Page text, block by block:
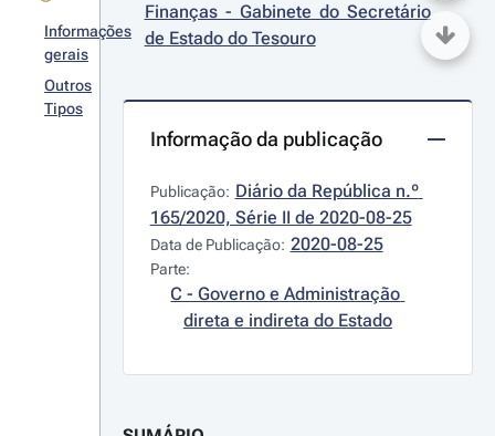
Informações
gerais
Outros
Tipos
Finanças - Gabinete do Secretário
de Estado do Tesouro
Informação da publicação
Publicação: Diário da República n.º
165/2020, Série II de 2020-08-25
Data de Publicação: 2020-08-25
Parte:
C - Governo e Administração
direta e indireta do Estado